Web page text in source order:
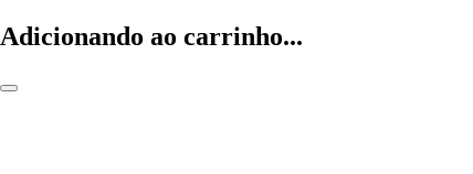
Adicionando ao carrinho...